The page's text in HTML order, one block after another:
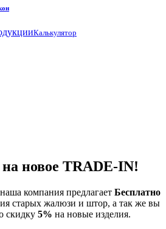
Калькулятор
новое TRADE-IN!
компания предлагает Бесплатно
старых жалюзи и штор, а так же вы
скидку 5% на новые изделия.